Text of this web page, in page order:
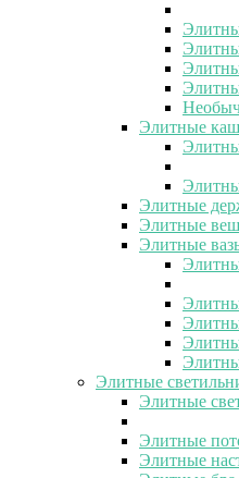
Элитные
Элитные
Элитные
Элитные
Элитные
Элитные
Элитные
Элитные